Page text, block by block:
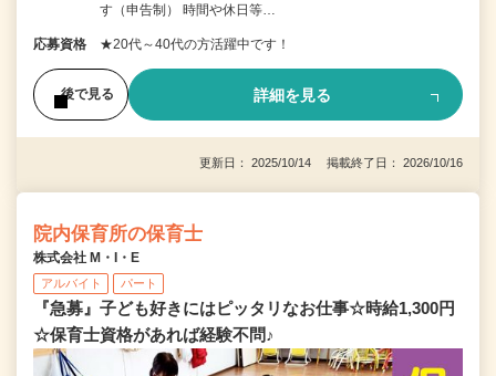
す（申告制） 時間や休日等…
応募資格 ★20代～40代の方活躍中です！
後で見る 詳細を見る
更新日： 2025/10/14 掲載終了日： 2026/10/16
院内保育所の保育士
株式会社 M・I・E
アルバイト パート
『急募』子ども好きにはピッタリなお仕事☆時給1,300円
☆保育士資格があれば経験不問♪